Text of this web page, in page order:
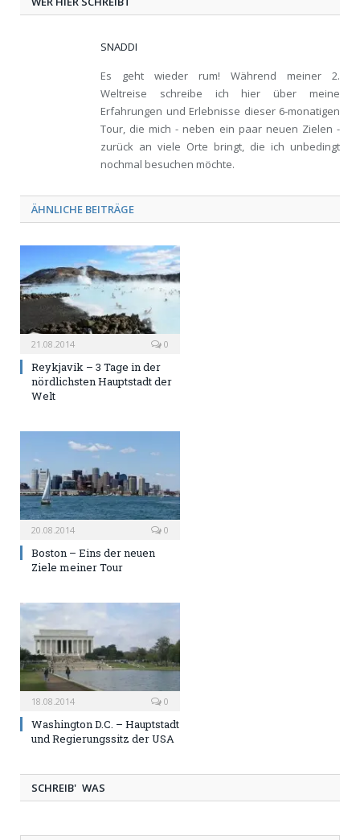
SNADDI
Es geht wieder rum! Während meiner 2.
Weltreise schreibe ich hier über meine
Erfahrungen und Erlebnisse dieser 6-monatigen
Tour, die mich - neben ein paar neuen Zielen -
zurück an viele Orte bringt, die ich unbedingt
nochmal besuchen möchte.
ÄHNLICHE BEITRÄGE
21.08.2014 0
Reykjavik – 3 Tage in der
nördlichsten Hauptstadt der
Welt
20.08.2014 0
Boston – Eins der neuen
Ziele meiner Tour
18.08.2014 0
Washington D.C. – Hauptstadt
und Regierungssitz der USA
SCHREIB' WAS